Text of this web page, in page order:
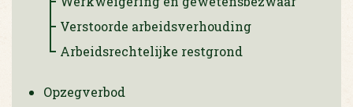
Verstoorde arbeidsverhouding
Arbeidsrechtelijke restgrond
Opzegverbod